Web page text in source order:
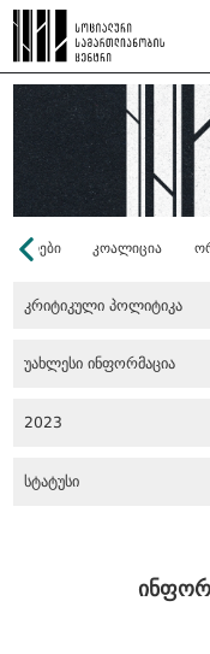
კოალიცია
კრიტიკული პოლიტიკა
უახლესი ინფორმაცია
2023
სტატუსი